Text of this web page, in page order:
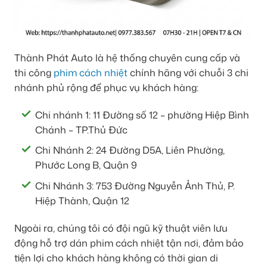
Thành Phát Auto là hệ thống chuyên cung cấp và
thi công phim cách nhiệtchính hãng với chuỗi 3 chi
nhánh phủ rộng để phục vụ khách hàng:
Chi nhánh 1: 11 Đường số 12 – phường Hiệp Bình
Chánh – TP.Thủ Đức
Chi Nhánh 2: 24 Đường D5A, Liên Phường,
Phước Long B, Quận 9
Chi Nhánh 3: 753 Đường Nguyễn Ảnh Thủ, P.
Hiệp Thành, Quận 12
Ngoài ra, chúng tôi có đội ngũ kỹ thuật viên lưu
động hỗ trợ dán phim cách nhiệt tận nơi, đảm bảo
tiện lợi cho khách hàng không có thời gian di